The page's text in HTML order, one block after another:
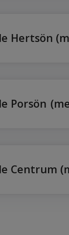
Hertsön
Porsön
Centrum